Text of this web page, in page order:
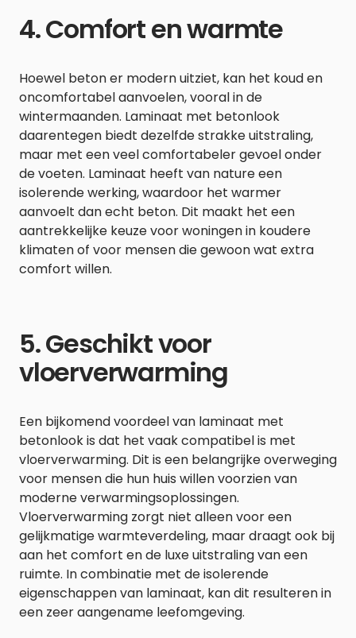
4. Comfort en warmte
Hoewel beton er modern uitziet, kan het koud en
oncomfortabel aanvoelen, vooral in de
wintermaanden. Laminaat met betonlook
daarentegen biedt dezelfde strakke uitstraling,
maar met een veel comfortabeler gevoel onder
de voeten. Laminaat heeft van nature een
isolerende werking, waardoor het warmer
aanvoelt dan echt beton. Dit maakt het een
aantrekkelijke keuze voor woningen in koudere
klimaten of voor mensen die gewoon wat extra
comfort willen.
5. Geschikt voor
vloerverwarming
Een bijkomend voordeel van laminaat met
betonlook is dat het vaak compatibel is met
vloerverwarming. Dit is een belangrijke overweging
voor mensen die hun huis willen voorzien van
moderne verwarmingsoplossingen.
Vloerverwarming zorgt niet alleen voor een
gelijkmatige warmteverdeling, maar draagt ook bij
aan het comfort en de luxe uitstraling van een
ruimte. In combinatie met de isolerende
eigenschappen van laminaat, kan dit resulteren in
een zeer aangename leefomgeving.